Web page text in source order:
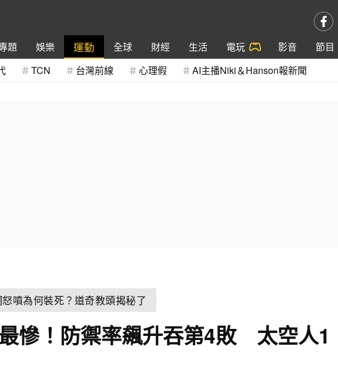
題 娛樂 運動 全球 財經 生活 電玩 影音 節目
TCN 台灣前線 心理假 AI主播Niki＆Hanson報新聞
噴為何裝死？道奇教頭揭秘了
慘！防禦率飆升吞第4敗 太空人1